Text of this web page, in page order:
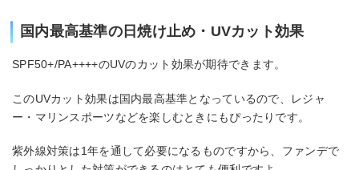
国内最高基準の日焼け止め・UVカット効果
SPF50+/PA++++のUVのカット効果が期待できます。
このUVカット効果は国内最高基準となっているので、レジャ
ー・マリンスポーツなどを楽しむときにもぴったりです。
紫外線対策は1年を通して必要になるものですから、ファンデで